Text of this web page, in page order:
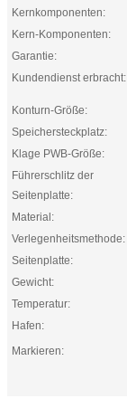
Kernkomponenten:
Kern-Komponenten:
Garantie:
Kundendienst erbracht:
Konturn-Größe:
Speichersteckplatz:
Klage PWB-Größe:
Führerschlitz der
Seitenplatte:
Material:
Verlegenheitsmethode:
Seitenplatte:
Gewicht:
Temperatur:
Hafen:
Markieren: